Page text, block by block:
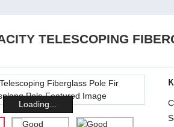
TELESCOPING
Loading...